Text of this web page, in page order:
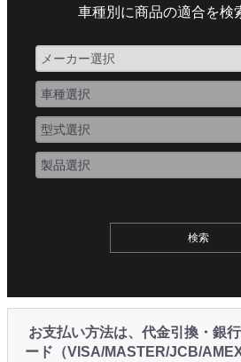
車種別に商品の適合を検
お支払い方法は、代金引換・銀
ード（VISA/MASTER/JCB/